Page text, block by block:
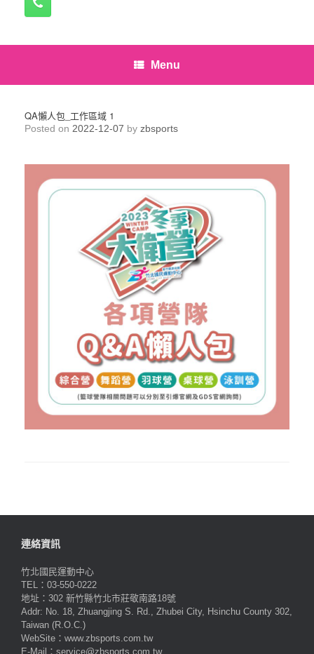
Menu
QA懶人包_工作區域 1
Posted on 2022-12-07 by zbsports
連絡資訊
竹北國民運動中心
TEL：03-550-0222
地址：302 新竹縣竹北市莊敬南路18號
Addr: No. 18, Zhuangjing S. Rd., Zhubei City, Hsinchu County 302,
Taiwan (R.O.C.)
WebSite：www.zbsports.com.tw
E-Mail：service@zbsports.com.tw